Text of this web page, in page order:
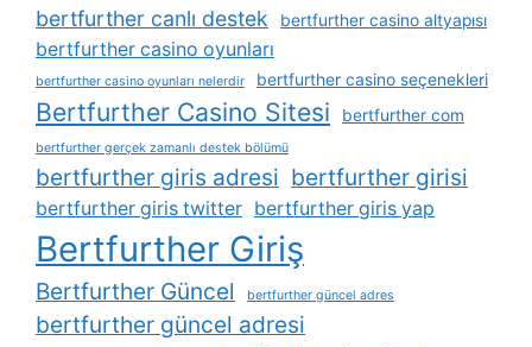
bertfurther canlı destek bertfurther casino altyapısı
bertfurther casino oyunları
bertfurther casino oyunları nelerdir bertfurther casino seçenekleri
Bertfurther Casino Sitesi bertfurther com
bertfurther gerçek zamanlı destek bölümü
bertfurther giris adresi bertfurther girisi
bertfurther giris twitter bertfurther giris yap
Bertfurther Giriş
Bertfurther Güncel bertfurther güncel adres
bertfurther güncel adresi